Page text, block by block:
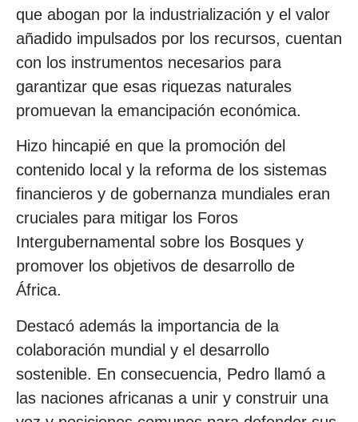
que abogan por la industrialización y el valor
añadido impulsados por los recursos, cuentan
con los instrumentos necesarios para
garantizar que esas riquezas naturales
promuevan la emancipación económica.
Hizo hincapié en que la promoción del
contenido local y la reforma de los sistemas
financieros y de gobernanza mundiales eran
cruciales para mitigar los Foros
Intergubernamental sobre los Bosques y
promover los objetivos de desarrollo de
África.
Destacó además la importancia de la
colaboración mundial y el desarrollo
sostenible. En consecuencia, Pedro llamó a
las naciones africanas a unir y construir una